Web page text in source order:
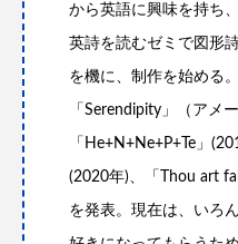
から英語に興味を持ち
英詩を読むゼミで図形
を機に、制作を始める
「Serendipity」（アメ
「He+N+Ne+P+Te」
(2020年)、「Thou art
を発表。現在は、いろ